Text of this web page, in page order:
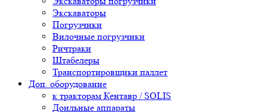
Экскаваторы
Погрузчики
Вилочные погрузчики
Ричтраки
Штабелеры
Транспортировщики паллет
Доп. оборудование
к тракторам Кентавр / SOLIS
Доильные аппараты